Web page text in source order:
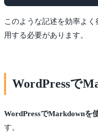
このような記述を効率よ
用する必要があります。
WordPressで
WordPressでMarkdownを
す。